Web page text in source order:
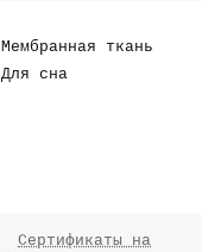
Мембранная ткань
Для сна
Сертификаты на